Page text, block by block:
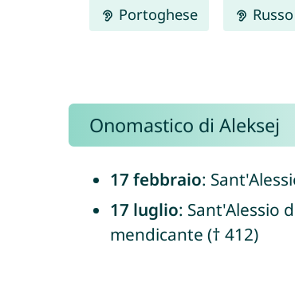
Portoghese Russo
Onomastico di Aleksej
17 febbraio:
17 luglio: Sant'Alessio
mendicante († 412)